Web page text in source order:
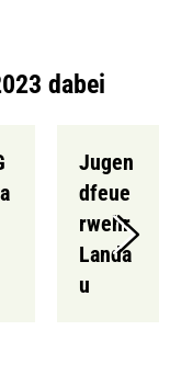
dabei
Jugen
dfeue
rwehr
Landa
u